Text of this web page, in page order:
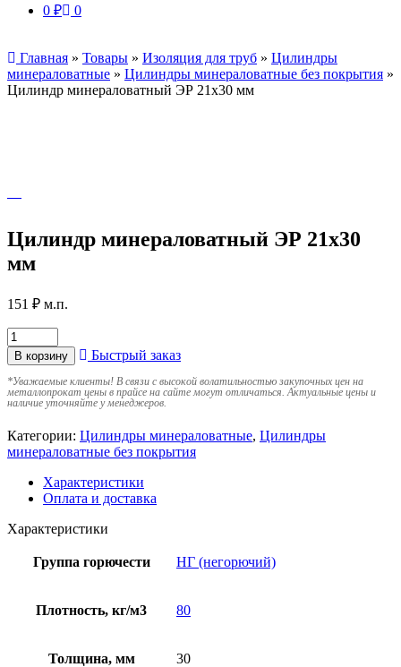
0 ₽ 0
Главная » Товары » Изоляция для труб » Цилиндры
минераловатные » Цилиндры минераловатные без покрытия »
Цилиндр минераловатный ЭР 21х30 мм
Цилиндр минераловатный ЭР 21х30
мм
151 ₽ м.п.
В корзину Быстрый заказ
*Уважаемые клиенты! В связи с высокой волатильностью закупочных цен на
металлопрокат цены в прайсе на сайте могут отличаться. Актуальные цены и
наличие уточняйте у менеджеров.
Категории: Цилиндры минераловатные, Цилиндры
минераловатные без покрытия
Характеристики
Оплата и доставка
Характеристики
Группа горючести НГ (негорючий)
Плотность, кг/м3 80
Толщина, мм 30